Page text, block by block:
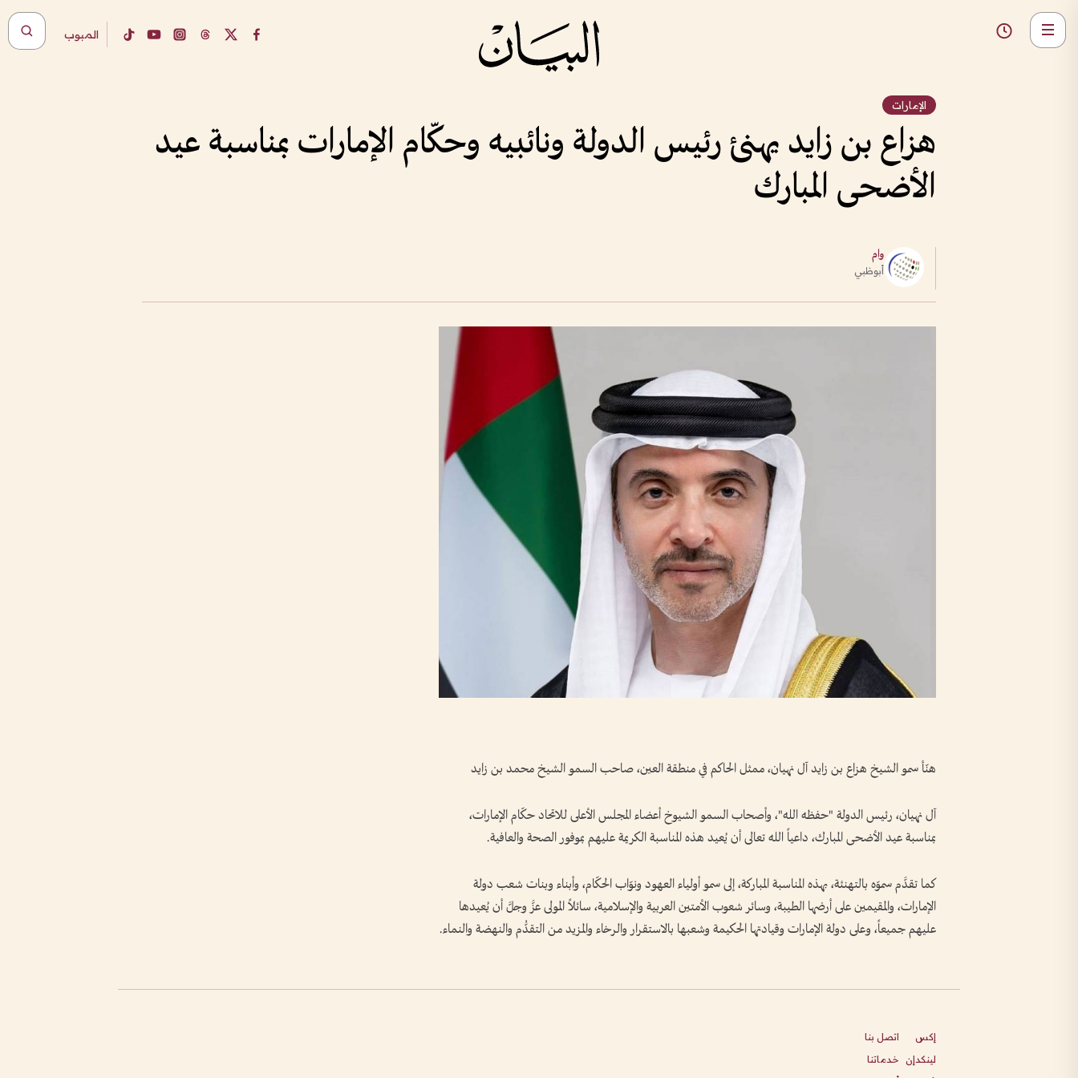
المبوب
الإمارات
هزاع بن زايد يهنئ رئيس الدولة ونائبيه وحكّام الإمارات بمناسبة عيد
الأضحى المبارك
وام
أبوظبي
هنّأ سمو الشيخ هزاع بن زايد آل نهيان، ممثل الحاكم في منطقة العين، صاحب السمو الشيخ محمد بن زايد
آل نهيان، رئيس الدولة "حفظه الله"، وأصحاب السمو الشيوخ أعضاء المجلس الأعلى للاتحاد حكّام الإمارات،
بمناسبة عيد الأضحى المبارك، داعياً الله تعالى أن يُعيد هذه المناسبة الكريمة عليهم بموفور الصحة والعافية.
كما تقدَّم سموّه بالتهنئة، بهذه المناسبة المباركة، إلى سمو أولياء العهود ونوّاب الحكّام، وأبناء وبنات شعب دولة
الإمارات، والمقيمين على أرضها الطيبة، وسائر شعوب الأمتين العربية والإسلامية، سائلاً المولى عزَّ وجلَّ أن يُعيدها
عليهم جميعاً، وعلى دولة الإمارات وقيادتها الحكيمة وشعبها بالاستقرار والرخاء والمزيد من التقدُّم والنهضة والنماء.
إكس
لينكدإن
اتصل بنا
خدماتنا